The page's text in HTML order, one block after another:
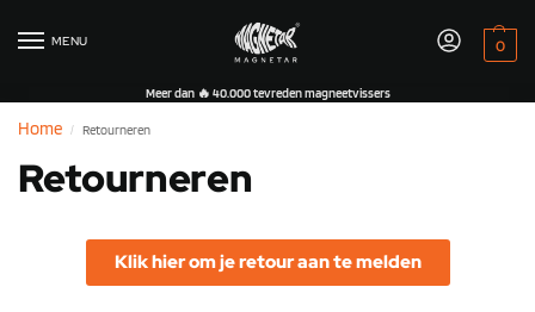
MENU 0
Meer dan 🔥 40.000 tevreden magneetvissers
Home / Retourneren
Retourneren
Klik hier om je retour aan te melden